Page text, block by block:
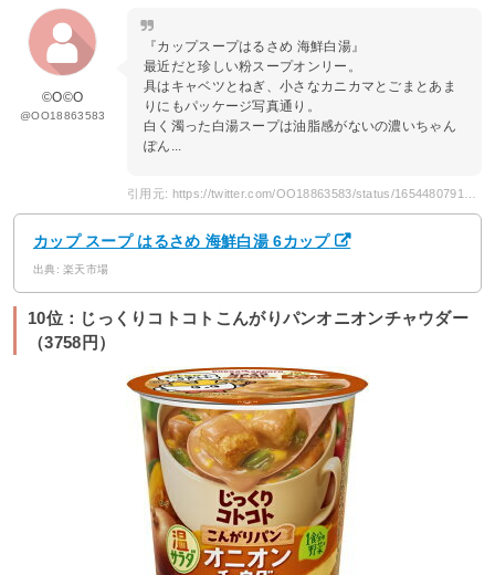
©️O©️O
@OO18863583
『カップスープはるさめ 海鮮白湯』
最近だと珍しい粉スープオンリー。
具はキャベツとねぎ、小さなカニカマとごまとあま
りにもパッケージ写真通り。
白く濁った白湯スープは油脂感がないの濃いちゃん
ぽん...
カップ スープ はるさめ 海鮮白湯 6カップ
出典: 楽天市場
10位：じっくりコトコトこんがりパンオニオンチャウダー
（3758円）